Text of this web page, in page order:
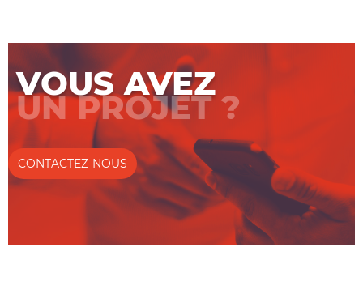
VOUS AVEZ
UN PROJET ?
CONTACTEZ-NOUS